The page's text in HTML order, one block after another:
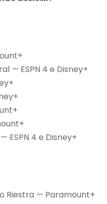
— ESPN 4 e Disney+
ESPN 4 e Disney+
Riestra — Paramount+